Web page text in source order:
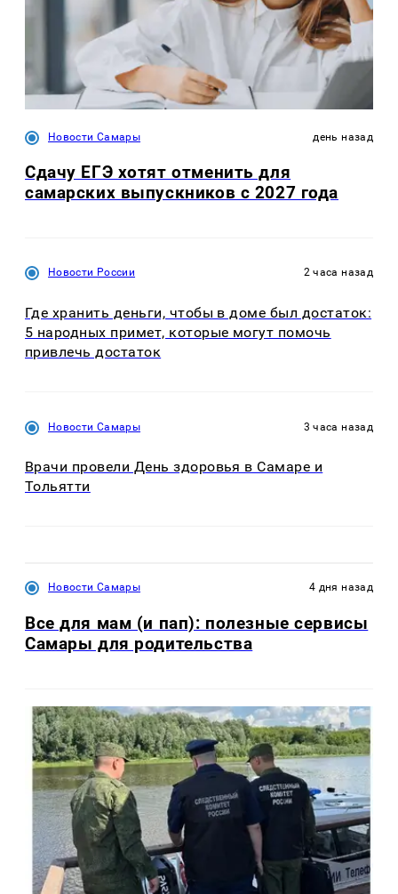
Новости Самары день назад
Сдачу ЕГЭ хотят отменить для
самарских выпускников с 2027 года
Новости России 2 часа назад
Где хранить деньги, чтобы в доме был достаток:
5 народных примет, которые могут помочь
привлечь достаток
Новости Самары 3 часа назад
Врачи провели День здоровья в Самаре и
Тольятти
Новости Самары 4 дня назад
Все для мам (и пап): полезные сервисы
Самары для родительства